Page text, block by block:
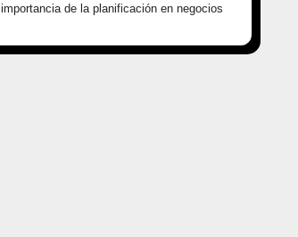
importancia de la planificación en negocios